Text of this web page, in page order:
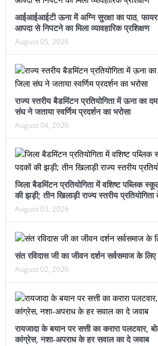
आईआईआईटी ऊना में अग्नि सुरक्षा का पाठ, फायर
आपदा से निपटने का मिला व्यावहारिक प्रशिक्षण
August 05, 2026
राज्य स्तरीय बैडमिंटन प्रतियोगिता में ऊना का
संघ ने जताया स्वर्णिम प्रदर्शन का भरोसा
August 04, 2026
जिला बैडमिंटन प्रतियोगिता में वशिष्ट पब्लिक
की झड़ी; तीन खिलाड़ी राज्य स्तरीय
August 03, 2026
संत रविदास जी का जीवन दर्शन सर्वसमाज के लिए
August 02, 2026
रायजादा के बयान पर सत्ती का करारा
कांग्रेस, नशा-अपराध के हर सवाल का दे जवाब